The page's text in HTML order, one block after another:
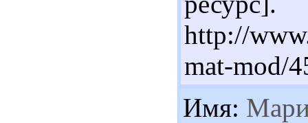
http://
mat-mod/
Имя: